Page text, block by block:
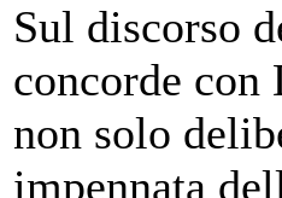
Sul discorso
concorde con
non solo
impennata